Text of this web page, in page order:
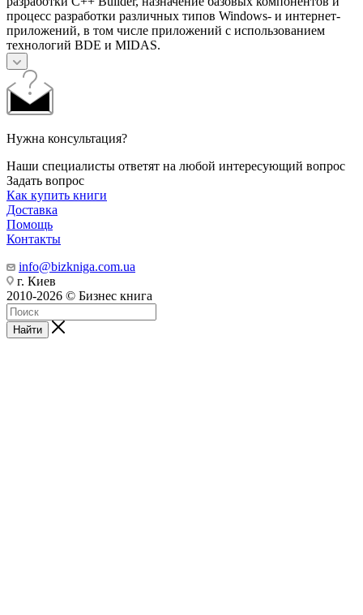
процесс разработки различных типов Windows- и интернет-
приложений, в том числе приложений с использованием
технологий BDE и MIDAS.
Нужна консультация?
Наши специалисты ответят на любой интересующий вопрос
Задать вопрос
Как купить книги
Доставка
Помощь
Контакты
info@bizkniga.com.ua
г. Киев
2010-2026 © Бизнес книга
Найти